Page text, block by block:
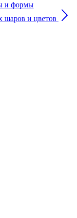
и формы
шаров и цветов